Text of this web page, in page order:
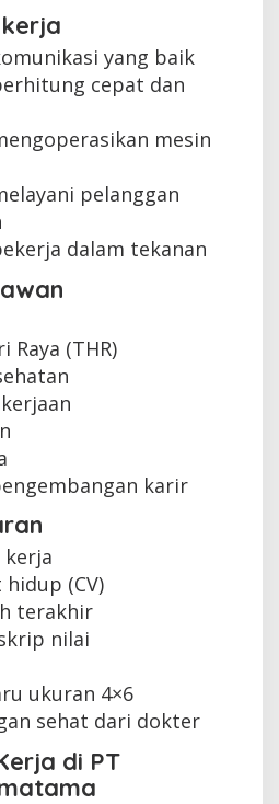
yang baik
cepat dan
mesin
pelanggan
dalam tekanan
Raya (THR)
karir
kerja
(CV)
terakhir
nilai
ukuran 4×6
sehat dari dokter
di PT